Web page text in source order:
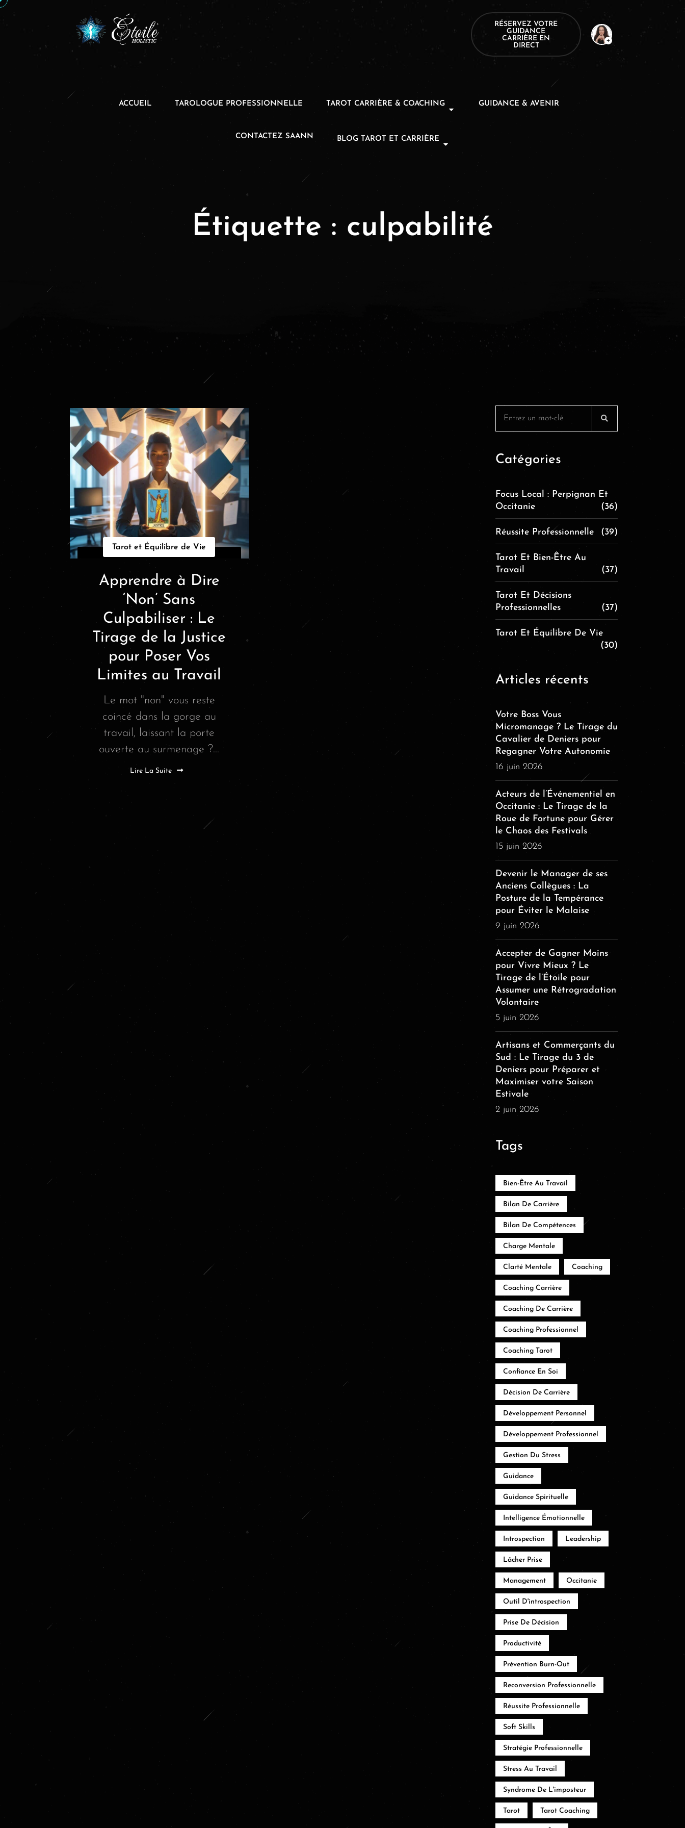
RÉSERVEZ VOTRE
GUIDANCE
CARRIÈRE EN
DIRECT
ACCUEIL TAROLOGUE PROFESSIONNELLE TAROT CARRIÈRE & COACHING GUIDANCE & AVENIR
CONTACTEZ SAANN BLOG TAROT ET CARRIÈRE
Étiquette : culpabilité
Tarot et Équilibre de Vie
Apprendre à Dire
‘Non’ Sans
Culpabiliser : Le
Tirage de la Justice
pour Poser Vos
Limites au Travail
Le mot "non" vous reste
coincé dans la gorge au
travail, laissant la porte
ouverte au surmenage ?...
Lire La Suite
Catégories
Focus Local : Perpignan Et
Occitanie
(36)
Réussite Professionnelle (39)
Tarot Et Bien-Être Au
Travail
(37)
Tarot Et Décisions
Professionnelles
(37)
Tarot Et Équilibre De Vie
(30)
Articles récents
Votre Boss Vous
Micromanage ? Le Tirage du
Cavalier de Deniers pour
Regagner Votre Autonomie
16 juin 2026
Acteurs de l’Événementiel en
Occitanie : Le Tirage de la
Roue de Fortune pour Gérer
le Chaos des Festivals
15 juin 2026
Devenir le Manager de ses
Anciens Collègues : La
Posture de la Tempérance
pour Éviter le Malaise
9 juin 2026
Accepter de Gagner Moins
pour Vivre Mieux ? Le
Tirage de l’Étoile pour
Assumer une Rétrogradation
Volontaire
5 juin 2026
Artisans et Commerçants du
Sud : Le Tirage du 3 de
Deniers pour Préparer et
Maximiser votre Saison
Estivale
2 juin 2026
Tags
Bien-Être Au Travail
Bilan De Carrière
Bilan De Compétences
Charge Mentale
Clarté Mentale Coaching
Coaching Carrière
Coaching De Carrière
Coaching Professionnel
Coaching Tarot
Confiance En Soi
Décision De Carrière
Développement Personnel
Développement Professionnel
Gestion Du Stress
Guidance
Guidance Spirituelle
Intelligence Émotionnelle
Introspection Leadership
Lâcher Prise
Management Occitanie
Outil D'introspection
Prise De Décision
Productivité
Prévention Burn-Out
Reconversion Professionnelle
Réussite Professionnelle
Soft Skills
Stratégie Professionnelle
Stress Au Travail
Syndrome De L'imposteur
Tarot Tarot Coaching